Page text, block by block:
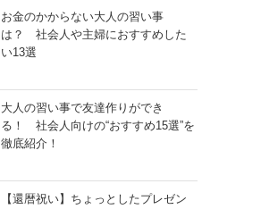
お金のかからない大人の習い事
は？ 社会人や主婦におすすめした
い13選
大人の習い事で友達作りができ
る！ 社会人向けの“おすすめ15選”を
徹底紹介！
【還暦祝い】ちょっとしたプレゼン